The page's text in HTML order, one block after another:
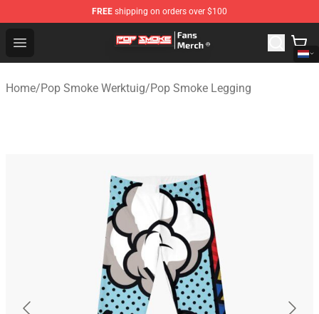
FREE shipping on orders over $100
Open menu
Pop Smoke Store - Official Pop Smoke Merchandise
Home/Pop Smoke Werktuig/Pop Smoke Legging